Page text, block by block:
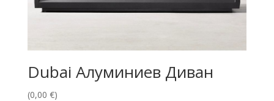
Dubai Алуминиев Диван
(0,00 €)